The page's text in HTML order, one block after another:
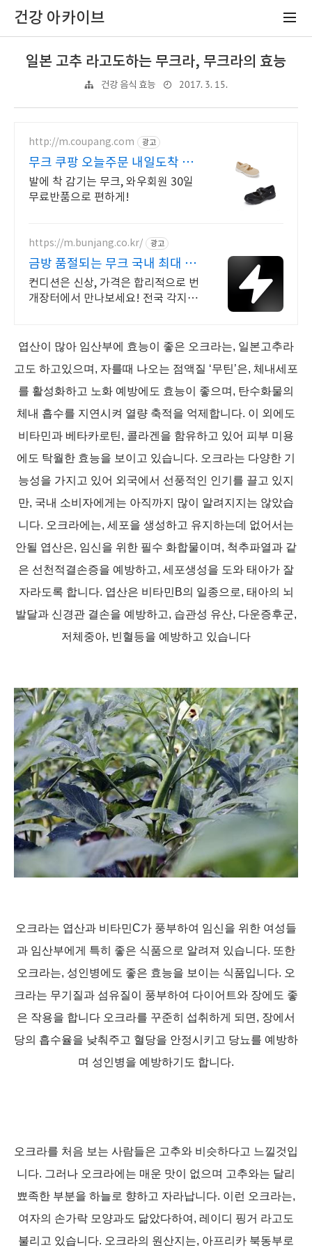
건강 아카이브
일본 고추 라고도하는 무크라, 무크라의 효능
건강 음식 효능 2017. 3. 15.
http://m.coupang.com 광고
무크 쿠팡 오늘주문 내일도착 로
켓배송
발에 착 감기는 무크, 와우회원 30일
무료반품으로 편하게!
https://m.bunjang.co.kr/ 광고
금방 품절되는 무크 국내 최대 브
랜드 중고거래
컨디션은 신상, 가격은 합리적으로 번
개장터에서 만나보세요! 전국 각지에
엽산이 많아 임산부에 효능이 좋은 오크라는, 일본고추라
고도 하고있으며, 자를때 나오는 점액질 ‘무틴’은, 체내세포
를 활성화하고 노화 예방에도 효능이 좋으며, 탄수화물의
체내 흡수를 지연시켜 열량 축적을 억제합니다. 이 외에도
비타민과 베타카로틴, 콜라겐을 함유하고 있어 피부 미용
에도 탁월한 효능을 보이고 있습니다. 오크라는 다양한 기
능성을 가지고 있어 외국에서 선풍적인 인기를 끌고 있지
만, 국내 소비자에게는 아직까지 많이 알려지지는 않았습
니다. 오크라에는, 세포을 생성하고 유지하는데 없어서는
안될 엽산은, 임신을 위한 필수 화합물이며, 척추파열과 같
은 선천적결손증을 예방하고, 세포생성을 도와 태아가 잘
자라도록 합니다. 엽산은 비타민B의 일종으로, 태아의 뇌
발달과 신경관 결손을 예방하고, 습관성 유산, 다운증후군,
저체중아, 빈혈등을 예방하고 있습니다
오크라는 엽산과 비타민C가 풍부하여 임신을 위한 여성들
과 임산부에게 특히 좋은 식품으로 알려져 있습니다. 또한
오크라는, 성인병에도 좋은 효능을 보이는 식품입니다. 오
크라는 무기질과 섬유질이 풍부하여 다이어트와 장에도 좋
은 작용을 합니다 오크라를 꾸준히 섭취하게 되면, 장에서
당의 흡수율을 낮춰주고 혈당을 안정시키고 당뇨를 예방하
며 성인병을 예방하기도 합니다.
오크라를 처음 보는 사람들은 고추와 비슷하다고 느낄것입
니다. 그러나 오크라에는 매운 맛이 없으며 고추와는 달리
뾰족한 부분을 하늘로 향하고 자라납니다. 이런 오크라는,
여자의 손가락 모양과도 닮았다하여, 레이디 핑거 라고도
불리고 있습니다. 오크라의 원산지는, 아프리카 북동부로